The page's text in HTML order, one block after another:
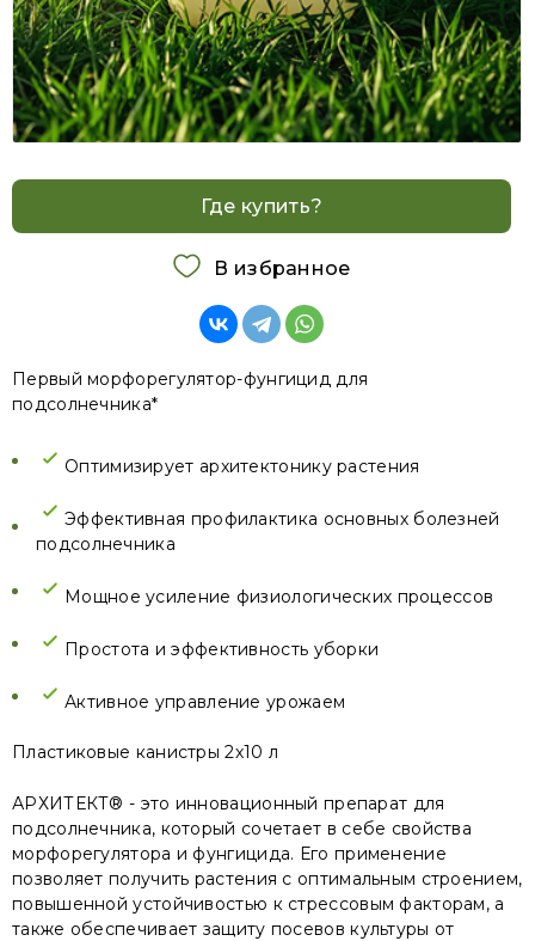
Где купить?
В избранное
Первый морфорегулятор-фунгицид для
подсолнечника*
Оптимизирует архитектонику растения
Эффективная профилактика основных болезней
подсолнечника
Мощное усиление физиологических процессов
Простота и эффективность уборки
Активное управление урожаем
Пластиковые канистры 2х10 л
АРХИТЕКТ® - это инновационный препарат для
подсолнечника, который сочетает в себе свойства
морфорегулятора и фунгицида. Его применение
позволяет получить растения с оптимальным строением,
повышенной устойчивостью к стрессовым факторам, а
также обеспечивает защиту посевов культуры от